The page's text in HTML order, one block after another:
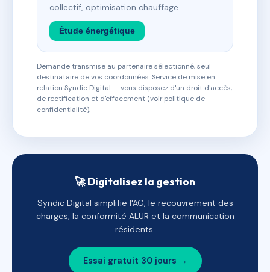
collectif, optimisation chauffage.
Étude énergétique
Demande transmise au partenaire sélectionné, seul
destinataire de vos coordonnées. Service de mise en
relation Syndic Digital — vous disposez d'un droit d'accès,
de rectification et d'effacement (voir politique de
confidentialité).
🚀 Digitalisez la gestion
Syndic Digital simplifie l'AG, le recouvrement des
charges, la conformité ALUR et la communication
résidents.
Essai gratuit 30 jours →